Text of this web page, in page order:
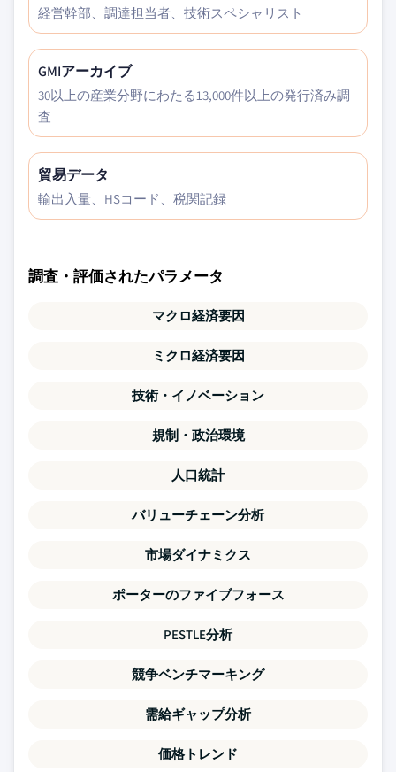
経営幹部、調達担当者、技術スペシャリスト
GMIアーカイブ
30以上の産業分野にわたる13,000件以上の発行済み調
査
貿易データ
輸出入量、HSコード、税関記録
調査・評価されたパラメータ
マクロ経済要因
ミクロ経済要因
技術・イノベーション
規制・政治環境
人口統計
バリューチェーン分析
市場ダイナミクス
ポーターのファイブフォース
PESTLE分析
競争ベンチマーキング
需給ギャップ分析
価格トレンド